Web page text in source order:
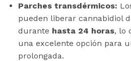
Parches transdérmicos:
pueden liberar cannabidiol
durante hasta 24 horas, lo
una excelente opción para
prolongada​.